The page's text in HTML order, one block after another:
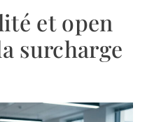
et open
surcharge